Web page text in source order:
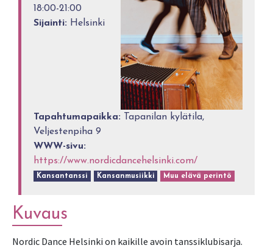
18:00-21:00
Sijainti: Helsinki
Tapahtumapaikka: Tapanilan kylätila,
Veljestenpiha 9
WWW-sivu:
https://www.nordicdancehelsinki.com/
Kansantanssi Kansanmusiikki Muu elävä perintö
Kuvaus
Nordic Dance Helsinki on kaikille avoin tanssiklubisarja.